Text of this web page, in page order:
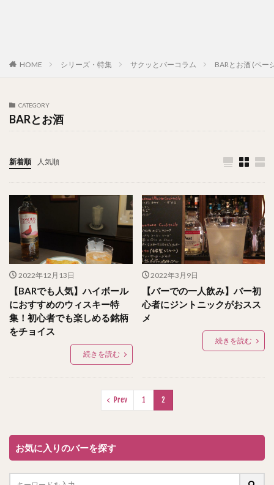
HOME シリーズ・特集 サクッとバーコラム BARとお酒 (ペー
CATEGORY
BARとお酒
新着順 人気順
2022年12月13日
【BARでも人気】ハイボール
におすすめのウィスキー特
集！初心者でも楽しめる銘柄
をチョイス
続きを読む
2022年3月9日
【バーでの一人飲み】バー初
心者にジントニックがおスス
メ
続きを読む
Prev 1 2
お気に入りのバーを探す